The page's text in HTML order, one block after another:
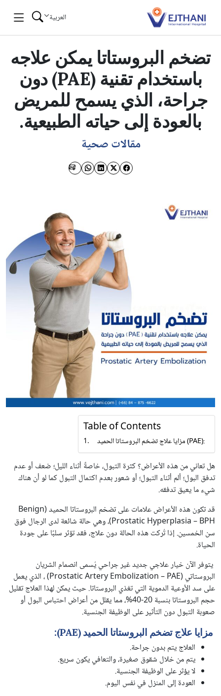
العربية
تضخم البروستاتا يمكن علاجه
باستخدام تقنية (PAE) دون
جراحة، الذي يسمح للمريض
بالعودة إلى حياته الطبيعية.
مقالات صحية
Table of Contents
مزايا علاج تضخم البروستاتا الحميد (PAE):
هل تعاني من هذه الأعراض؟ كثرة التبول، خاصةً أثناء الليل؛ ضعف أو عدم
تدفق البول؛ ألم أثناء التبول؛ أو شعور بعدم اكتمال التبول كما لو أن هناك
شيء ما يعيق تدفقه.
قد تكون هذه الأعراض علامات على تضخم البروستاتا الحميد (Benign
Prostatic Hyperplasia – BPH)، وهي حالة شائعة لدى الرجال فوق
سن الخمسين. إذا تُركت هذه الحالة دون علاج، فقد تؤثر سلبًا على جودة
الحياة.
يتوفر الآن خيار علاجي جديد غير جراحي يُسمى انصمام الشريان
البروستاتي (Prostatic Artery Embolization – PAE) ، الذي يعمل
على سد الأوعية الدموية التي تغذي البروستاتا. حيث يمكن لهذا العلاج تقليل
حجم البروستاتا بنسبة 20-40%، مما يقلل من أعراض احتباس البول أو
صعوبة التبول دون التأثير على الوظيفة الجنسية.
مزايا علاج تضخم البروستاتا الحميد (PAE):
العلاج يتم بدون جراحة.
يتم من خلال شقوق صغيرة، والتعافي يكون سريع.
لا يؤثر على الوظيفة الجنسية.
العودة إلى المنزل في نفس اليوم.